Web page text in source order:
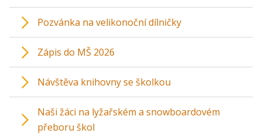
Pozvánka na velikonoční dílničky
Zápis do MŠ 2026
Návštěva knihovny se školkou
Naši žáci na lyžařském a snowboardovém
přeboru škol